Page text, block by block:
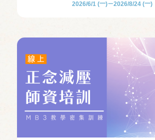
2026/6/1 (一)－2026/8/24 (一)